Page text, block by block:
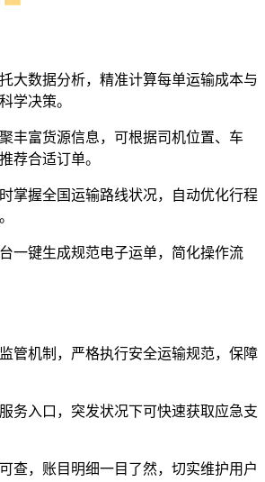
大数据分析，精准计算每单运输成本与
学决策。
丰富货源信息，可根据司机位置、车
荐合适订单。
掌握全国运输路线状况，自动优化行程
一键生成规范电子运单，简化操作流
管机制，严格执行安全运输规范，保障
务入口，突发状况下可快速获取应急支
查，账目明细一目了然，切实维护用户